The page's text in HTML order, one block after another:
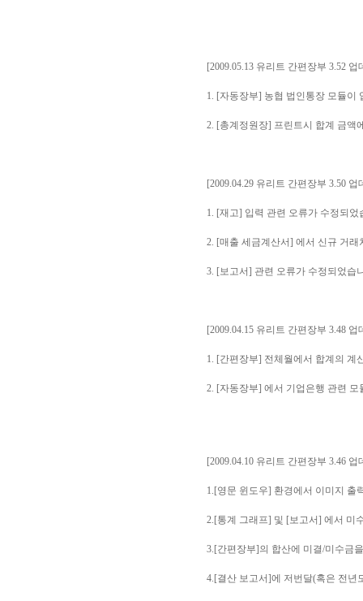
[2009.05.13 유리트 간편장부 3.52 업
1. [자동장부] 농협 법인통장 모듈이
2. [총계정원장] 프린트시 합계 금액
[2009.04.29 유리트 간편장부 3.50 업
1. [재고] 입력 관련 오류가 수정되었
2. [매출 세금계산서] 에서 신규 거
3. [보고서] 관련 오류가 수정되었습
[2009.04.15 유리트 간편장부 3.48 업
1. [간편장부] 전체월에서 합계의 계
2. [자동장부] 에서 기업은행 관련
[2009.04.10 유리트 간편장부 3.46 업
1.[영문 윈도우] 환경에서 이미지 출
2.[통계 그래프] 및 [보고서] 에서 미
3.[간편장부]의 합산에 미결/미수금
4.[결산 보고서]에 저번달(혹은 전년